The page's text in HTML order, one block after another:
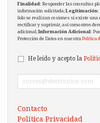
Finalidad: Responder las consultas
información solicitada;Legitimación:
Solo se realizan cesiones si existe una
rectificar y suprimir, así como otros
adicional;Información Adicional:
Protección de Datos en nuestra Política
He leído y acepto la
Contacto
Política Privacidad